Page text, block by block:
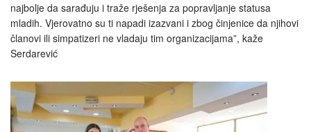
najbolje da sarađuju i traže rješenja za popravljanje statusa
mladih. Vjerovatno su ti napadi izazvani i zbog činjenice da njihovi
članovi ili simpatizeri ne vladaju tim organizacijama”, kaže
Serdarević